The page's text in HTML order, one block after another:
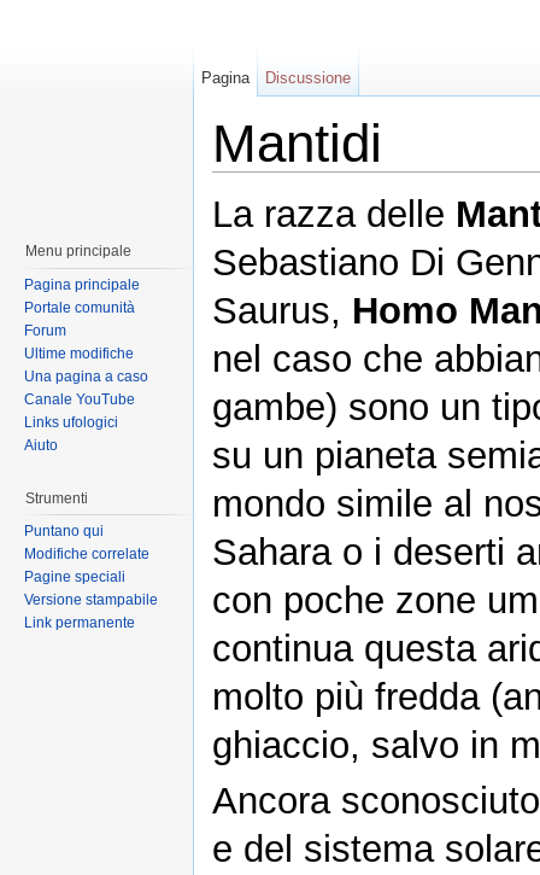
Mantidi
La razza delle
Sebastiano Di
Saurus, Homo
nel caso che
gambe) sono un
su un pianeta
mondo simile al
Sahara o i deserti
con poche zone
continua questa
molto più fredda
ghiaccio, salvo in
Ancora
e del sistema
Pagina Discussione
Menu principale
Pagina principale
Portale comunità
Forum
Ultime modifiche
Una pagina a caso
Canale YouTube
Links ufologici
Aiuto
Strumenti
Puntano qui
Modifiche correlate
Pagine speciali
Versione stampabile
Link permanente